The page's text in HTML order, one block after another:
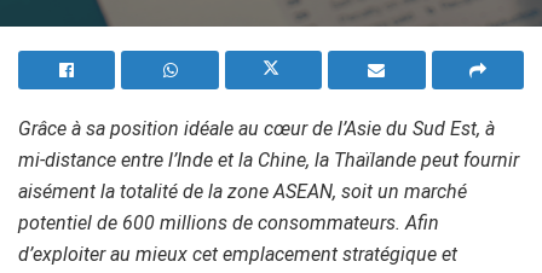
Grâce à sa position idéale au cœur de l’Asie du Sud Est, à
mi-distance entre l’Inde et la Chine, la Thaïlande peut fournir
aisément la totalité de la zone ASEAN, soit un marché
potentiel de 600 millions de consommateurs. Afin
d’exploiter au mieux cet emplacement stratégique et